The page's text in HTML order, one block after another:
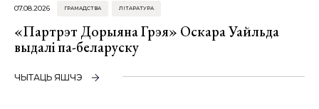
07.08.2026 ГРАМАДСТВА ЛІТАРАТУРА
«Партрэт Дорыяна Грэя» Оскара Уайльда
выдалі па-беларуску
ЧЫТАЦЬ ЯШЧЭ